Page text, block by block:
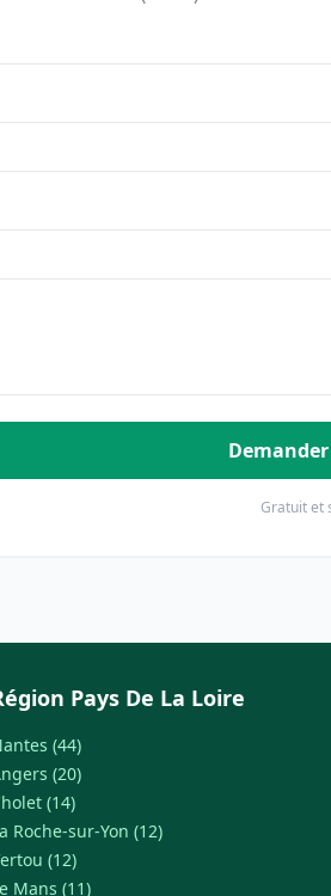
Gratuit et
Pays De La Loire
(44)
(20)
(14)
Roche-sur-Yon (12)
(12)
Mans (11)